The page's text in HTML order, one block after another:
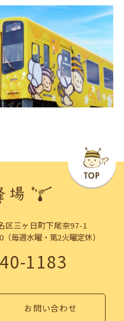
区三ヶ日町下尾奈97-1
毎週水曜・第2火曜定休）
1183
お問い合わせ